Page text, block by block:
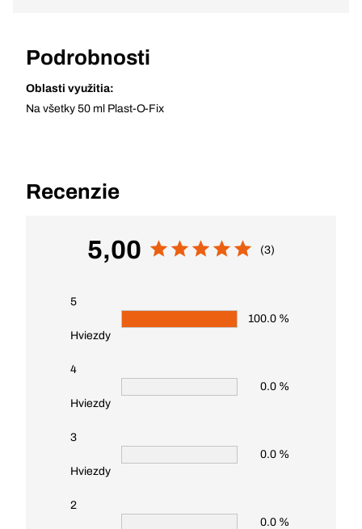
Podrobnosti
Oblasti využitia:
Na všetky 50 ml Plast-O-Fix
Recenzie
5,00 (3)
5
Hviezdy
100.0 %
4
Hviezdy
0.0 %
3
Hviezdy
0.0 %
2
0.0 %